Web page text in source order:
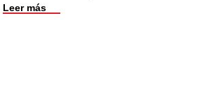
Leer más